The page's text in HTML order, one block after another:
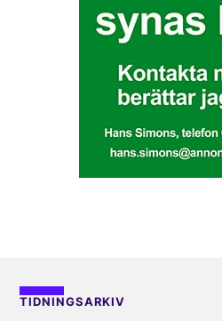
TIDNINGSARKIV